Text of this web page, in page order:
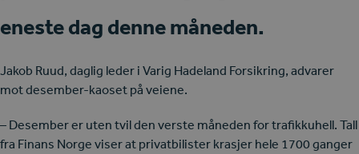
eneste dag denne måneden.
Jakob Ruud, daglig leder i Varig Hadeland Forsikring, advarer
mot desember-kaoset på veiene.
– Desember er uten tvil den verste måneden for trafikkuhell. Tall
fra Finans Norge viser at privatbilister krasjer hele 1700 ganger